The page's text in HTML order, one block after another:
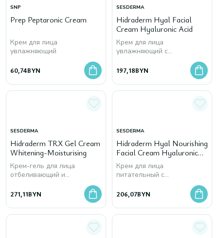
SNP
Prep Peptaronic Cream
Крем для лица
увлажняющий
60,74BYN
SESDERMA
Hidraderm Hyal Facial
Cream Hyaluronic Acid
Крем для лица
увлажняющий с
гиалуроновыми кислотами
197,18BYN
SESDERMA
Hidraderm TRX Gel Cream
Whitening-Moisturising
Крем-гель для лица
отбеливающий и
271,11BYN
SESDERMA
Hidraderm Hyal Nourishing
Facial Cream Hyaluronic
Acid
Крем для лица
питательный c
206,07BYN